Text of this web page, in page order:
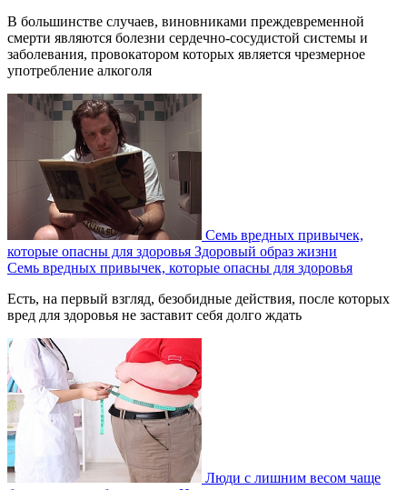
В большинстве случаев, виновниками преждевременной
смерти являются болезни сердечно-сосудистой системы и
заболевания, провокатором которых является чрезмерное
употребление алкоголя
Семь вредных привычек,
которые опасны для здоровья Здоровый образ жизни
Семь вредных привычек, которые опасны для здоровья
Есть, на первый взгляд, безобидные действия, после которых
вред для здоровья не заставит себя долго ждать
Люди с лишним весом чаще